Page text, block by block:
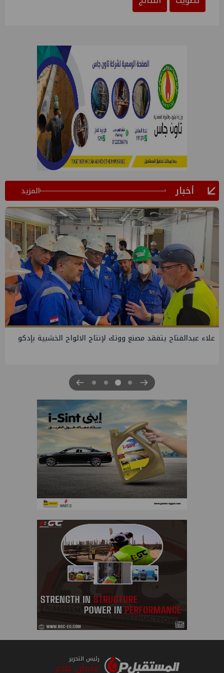
أخبار المزيد
علاء عبدالفتاح يتفقد مصنع ووتك لإنتاج الالواح الخشبية بإدكو
رئيس التحرير
عثمان علام